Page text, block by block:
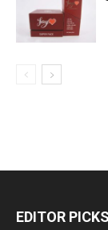
EDITOR PICKS